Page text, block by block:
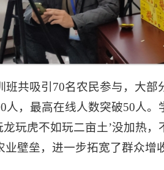
班共吸引70名农民参与，大部
人，最高在线人数突破50人
玩虎不如玩二亩土’没加热
壁垒，进一步拓宽了群众